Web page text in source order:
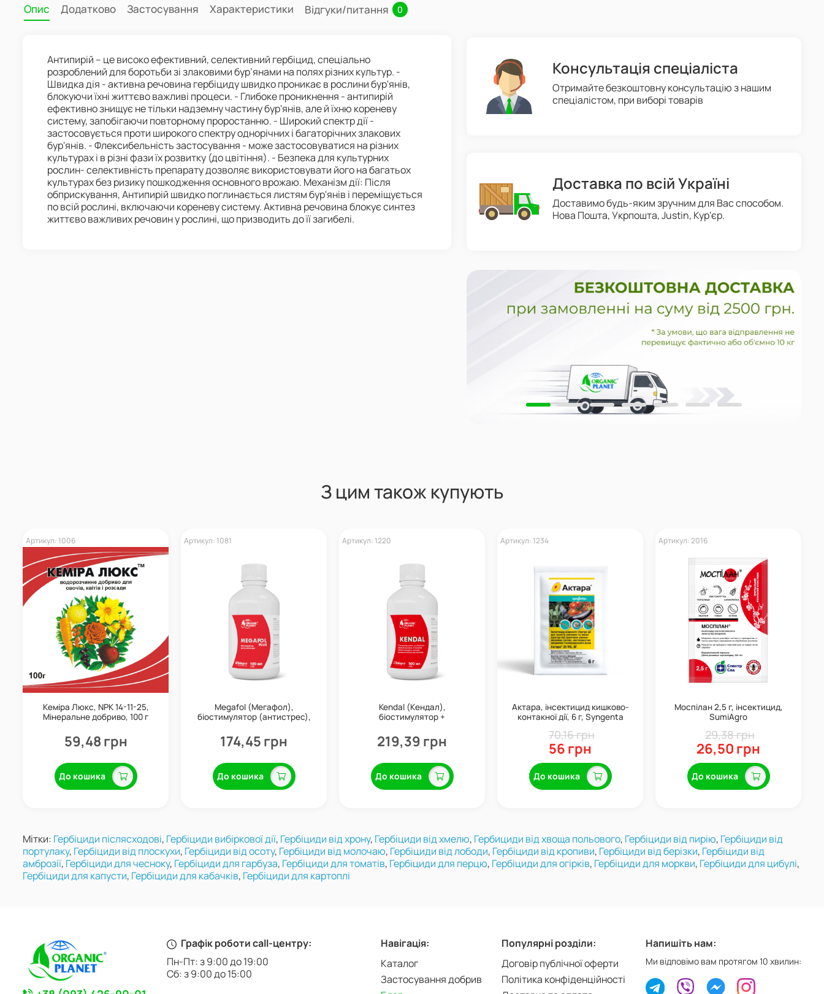
Опис Додатково Застосування Характеристики Відгуки/питання 0
Антипирій – це високо ефективний, селективний гербіцид, спеціально
розроблений для боротьби зі злаковими бур’янами на полях різних культур. -
Швидка дія - активна речовина гербіциду швидко проникає в рослини бур'янів,
блокуючи їхні життєво важливі процеси. - Глибоке проникнення - антипирій
ефективно знищує не тільки надземну частину бур'янів, але й їхню кореневу
систему, запобігаючи повторному проростанню. - Широкий спектр дії -
застосовується проти широкого спектру однорічних і багаторічних злакових
бур'янів. - Флексибельність застосування - може застосовуватися на різних
культурах і в різні фази їх розвитку (до цвітіння). - Безпека для культурних
рослин- селективність препарату дозволяє використовувати його на багатьох
культурах без ризику пошкодження основного врожаю. Механізм дії: Після
обприскування, Антипирій швидко поглинається листям бур'янів і переміщується
по всій рослині, включаючи кореневу систему. Активна речовина блокує синтез
життєво важливих речовин у рослині, що призводить до її загибелі.
Консультація спеціаліста
Отримайте безкоштовну консультацію з нашим
спеціалістом, при виборі товарів
Доставка по всій Україні
Доставимо будь-яким зручним для Вас способом.
Нова Пошта, Укрпошта, Justin, Кур'єр.
З цим також купують
Артикул: 1006
Кеміра Люкс, NPK 14-11-25,
Мінеральне добриво, 100 г
59,48 грн
До кошика
Артикул: 1081
Megafol (Мегафол),
біостимулятор (антистрес),
174,45 грн
До кошика
Артикул: 1220
Kendal (Кендал),
біостимулятор +
Valagro
219,39 грн
До кошика
Артикул: 1234
Актара, інсектицид кишково-
контакної дії, 6 г, Syngenta
56 грн
70,16 грн
До кошика
Артикул: 2016
Моспілан 2,5 г, інсектицид,
SumiAgro
26,50 грн
29,38 грн
До кошика
Мітки: Гербіциди післясходові, Гербіциди вибіркової дії, Гербіциди від хрону, Гербіциди від хмелю, Гербициди від хвоща польового, Гербіциди від пирію, Гербіциди від
портулаку, Гербіциди від плоскухи, Гербіциди від осоту, Гербіциди від молочаю, Гербіциди від лободи, Гербіциди від кропиви, Гербіциди від берізки, Гербіциди від
амброзії, Гербіциди для чесноку, Гербіциди для гарбуза, Гербіциди для томатів, Гербіциди для перцю, Гербіциди для огірків, Гербіциди для моркви, Гербіциди для цибулі,
Гербіциди для капусти, Гербіциди для кабачків, Гербіциди для картоплі
Графік роботи call-центру:
Пн-Пт: з 9:00 до 19:00
Сб: з 9:00 до 15:00
Навігація:
Каталог
Застосування добрив
Популярні розділи:
Договір публічної оферти
Політика конфіденційності
Напишіть нам:
Ми відповімо вам протягом 10 хвилин: